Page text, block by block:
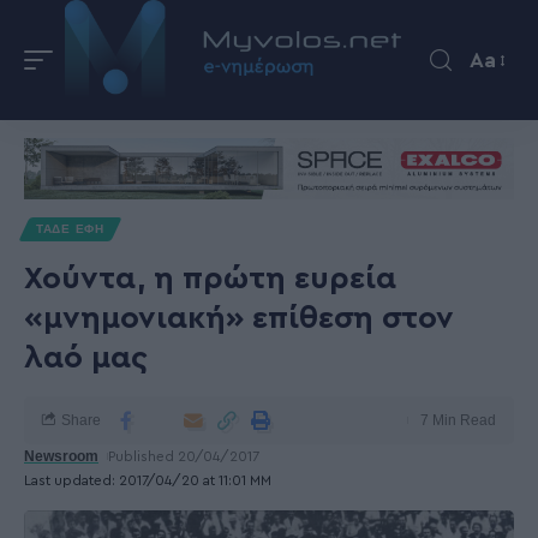
Aa
ΤΑΔΕ ΕΦΗ
Χούντα, η πρώτη ευρεία
«μνημονιακή» επίθεση στον
λαό μας
Last updated: 2017/04/20 at 11:01 ΜΜ
Newsroom Published 20/04/2017
Share 7 Min Read